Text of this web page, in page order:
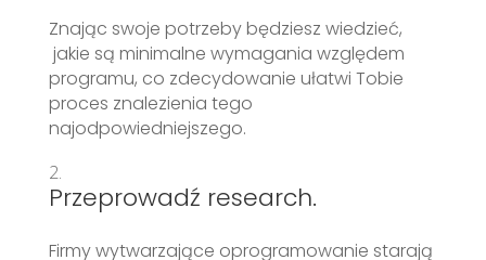
Znając swoje potrzeby będziesz wiedzieć,
jakie są minimalne wymagania względem
programu, co zdecydowanie ułatwi Tobie
proces znalezienia tego
najodpowiedniejszego.
Przeprowadź research.
Firmy wytwarzające oprogramowanie starają